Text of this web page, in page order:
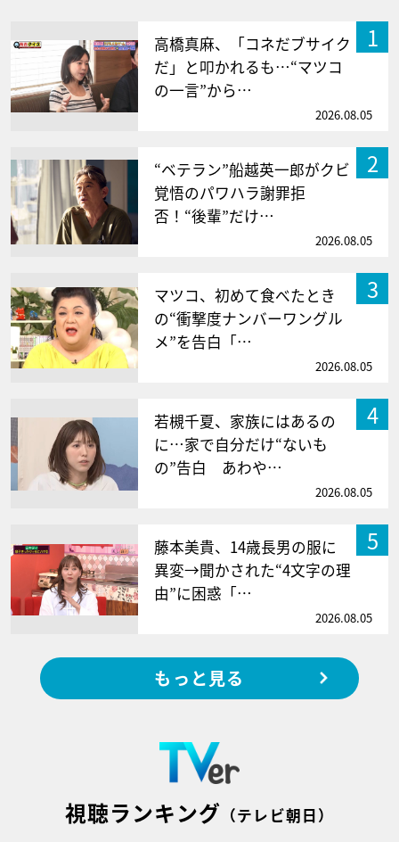
1
高橋真麻、「コネだブサイク
だ」と叩かれるも…“マツコ
の一言”から…
2026.08.05
2
“ベテラン”船越英一郎がクビ
覚悟のパワハラ謝罪拒
否！“後輩”だけ…
2026.08.05
3
マツコ、初めて食べたとき
の“衝撃度ナンバーワングル
メ”を告白「…
2026.08.05
4
若槻千夏、家族にはあるの
に…家で自分だけ“ないも
の”告白 あわや…
2026.08.05
5
藤本美貴、14歳長男の服に
異変→聞かされた“4文字の理
由”に困惑「…
2026.08.05
もっと見る
視聴ランキング （テレビ朝日）